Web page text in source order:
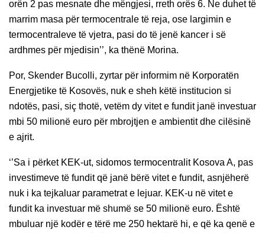
orën 2 pas mesnate dhe mëngjesi, rreth orës 6. Ne duhet të
marrim masa për termocentrale të reja, ose largimin e
termocentraleve të vjetra, pasi do të jenë kancer i së
ardhmes për mjedisin’’, ka thënë Morina.
Por, Skender Bucolli, zyrtar për informim në Korporatën
Energjetike të Kosovës, nuk e sheh këtë institucion si
ndotës, pasi, siç thotë, vetëm dy vitet e fundit janë investuar
mbi 50 milionë euro për mbrojtjen e ambientit dhe cilësinë
e ajrit.
‘’Sa i përket KEK-ut, sidomos termocentralit Kosova A, pas
investimeve të fundit që janë bërë vitet e fundit, asnjëherë
nuk i ka tejkaluar parametrat e lejuar. KEK-u në vitet e
fundit ka investuar më shumë se 50 milionë euro. Është
mbuluar një kodër e tërë me 250 hektarë hi, e që ka qenë e